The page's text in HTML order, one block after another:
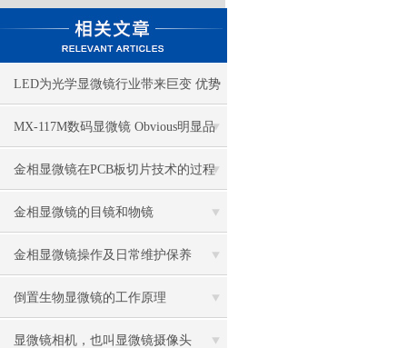
LED为光学显微镜行业带来巨变 优势
比传统卤素更明显
MX-117M数码显微镜 Obvious明显品
牌值得推荐
金相显微镜在PCB板切片技术的过程
控制中的作用
金相显微镜的目镜和物镜
金相显微镜操作及日常维护保养
倒置生物显微镜的工作原理
显微镜相机，也叫显微镜摄像头